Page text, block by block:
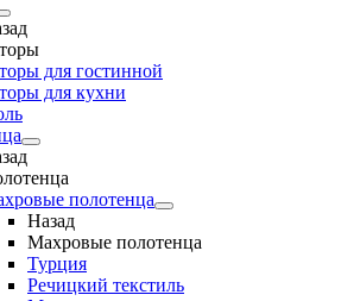
для гостинной
для кухни
полотенца
Назад
Махровые полотенца
Турция
Речицкий текстиль